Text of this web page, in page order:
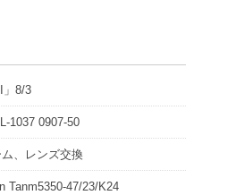
」8/3
1037 0907-50
、レンズ交換
Tanm5350-47/23/K24